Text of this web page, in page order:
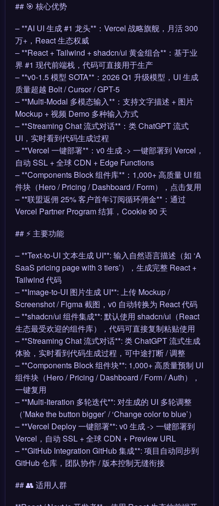
## 🎯 核心优势
– **AI UI 生成 #1 龙头**：Vercel 战略旗舰，月活 300
万+，React 生态权威
– **React + Tailwind + shadcn/ui 黄金组合**：基于业
界 #1 现代前端栈，代码可直接用于生产
– **v0-1.5 模型 SOTA**：2026 Q1 升级模型，UI 生成
质量超越 Bolt / Cursor / GPT-5
– **Multi-Modal 多模态输入**：支持文字描述 + 图片
Mockup + 视频 Demo 多种输入方式
– **Streaming Chat 流式对话**：类 ChatGPT 流式
UI，实时看到代码生成过程
– **Vercel 一键部署**：v0 生成 -> 一键部署到 Vercel，
自动 SSL + 全球 CDN + Edge Functions
– **Components Block 组件库**：1,000+ 高质量 UI 组
件块（Hero / Pricing / Dashboard / Form），点击复用
– **联盟返佣 25% 客户首年订阅循环佣金**：通过
Vercel Partner Program 结算，Cookie 90 天
## ⚡ 主要功能
– **Text-to-UI 文本生成 UI**: 输入自然语言描述（如 ‘A
SaaS pricing page with 3 tiers’），生成完整 React +
Tailwind 代码
– **Image-to-UI 图片生成 UI**: 上传 Mockup /
Screenshot / Figma 截图，v0 自动转换为 React 代码
– **shadcn/ui 组件集成**: 默认使用 shadcn/ui（React
生态最受欢迎的组件库），代码可直接复制粘贴使用
– **Streaming Chat 流式对话**: 类 ChatGPT 流式生成
体验，实时看到代码生成过程，可中途打断 / 调整
– **Components Block 组件块**: 1,000+ 高质量预制 UI
组件块（Hero / Pricing / Dashboard / Form / Auth），
一键复用
– **Multi-Iteration 多轮迭代**: 对生成的 UI 多轮调整
（’Make the button bigger’ / ‘Change color to blue’）
– **Vercel Deploy 一键部署**: v0 生成 -> 一键部署到
Vercel，自动 SSL + 全球 CDN + Preview URL
– **GitHub Integration GitHub 集成**: 项目自动同步到
GitHub 仓库，团队协作 / 版本控制无缝衔接
## 👥 适用人群